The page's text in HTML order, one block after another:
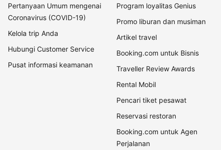
Pertanyaan Umum mengenai
Coronavirus (COVID-19)
Kelola trip Anda
Hubungi Customer Service
Pusat informasi keamanan
Program loyalitas Genius
Promo liburan dan musiman
Artikel travel
Booking.com untuk Bisnis
Traveller Review Awards
Rental Mobil
Pencari tiket pesawat
Reservasi restoran
Booking.com untuk Agen
Perjalanan